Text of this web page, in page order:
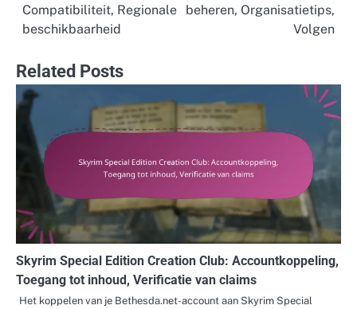
Compatibiliteit, Regionale
beschikbaarheid
beheren, Organisatietips,
Volgen
Related Posts
Skyrim Special Edition Creation Club: Accountkoppeling,
Toegang tot inhoud, Verificatie van claims
Het koppelen van je Bethesda.net-account aan Skyrim Special